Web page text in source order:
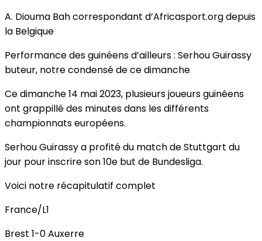
A. Diouma Bah correspondant d’Africasport.org depuis
la Belgique
Performance des guinéens d’ailleurs : Serhou Guirassy
buteur, notre condensé de ce dimanche
Ce dimanche 14 mai 2023, plusieurs joueurs guinéens
ont grappillé des minutes dans les différents
championnats européens.
Serhou Guirassy a profité du match de Stuttgart du
jour pour inscrire son 10e but de Bundesliga.
Voici notre récapitulatif complet
France/L1
Brest 1-0 Auxerre